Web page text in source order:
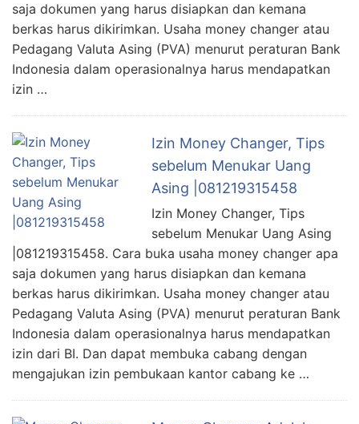
saja dokumen yang harus disiapkan dan kemana
berkas harus dikirimkan. Usaha money changer atau
Pedagang Valuta Asing (PVA) menurut peraturan Bank
Indonesia dalam operasionalnya harus mendapatkan
izin …
Izin Money Changer, Tips
sebelum Menukar Uang
Asing |081219315458
Izin Money Changer, Tips
sebelum Menukar Uang Asing
|081219315458. Cara buka usaha money changer apa
saja dokumen yang harus disiapkan dan kemana
berkas harus dikirimkan. Usaha money changer atau
Pedagang Valuta Asing (PVA) menurut peraturan Bank
Indonesia dalam operasionalnya harus mendapatkan
izin dari BI. Dan dapat membuka cabang dengan
mengajukan izin pembukaan kantor cabang ke …